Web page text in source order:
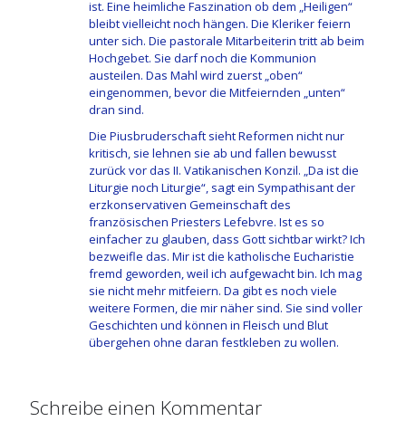
ist. Eine heimliche Faszination ob dem „Heiligen“
bleibt vielleicht noch hängen. Die Kleriker feiern
unter sich. Die pastorale Mitarbeiterin tritt ab beim
Hochgebet. Sie darf noch die Kommunion
austeilen. Das Mahl wird zuerst „oben“
eingenommen, bevor die Mitfeiernden „unten“
dran sind.
Die Piusbruderschaft sieht Reformen nicht nur
kritisch, sie lehnen sie ab und fallen bewusst
zurück vor das II. Vatikanischen Konzil. „Da ist die
Liturgie noch Liturgie“, sagt ein Sympathisant der
erzkonservativen Gemeinschaft des
französischen Priesters Lefebvre. Ist es so
einfacher zu glauben, dass Gott sichtbar wirkt? Ich
bezweifle das. Mir ist die katholische Eucharistie
fremd geworden, weil ich aufgewacht bin. Ich mag
sie nicht mehr mitfeiern. Da gibt es noch viele
weitere Formen, die mir näher sind. Sie sind voller
Geschichten und können in Fleisch und Blut
übergehen ohne daran festkleben zu wollen.
Schreibe einen Kommentar